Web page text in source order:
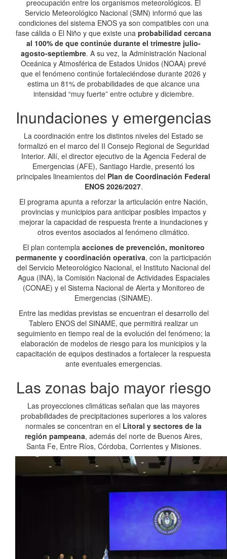
preocupación entre los organismos meteorológicos. El
Servicio Meteorológico Nacional (SMN) informó que las
condiciones del sistema ENOS ya son compatibles con una
fase cálida o El Niño y que existe una probabilidad cercana
al 100% de que continúe durante el trimestre julio-
agosto-septiembre. A su vez, la Administración Nacional
Oceánica y Atmosférica de Estados Unidos (NOAA) prevé
que el fenómeno continúe fortaleciéndose durante 2026 y
estima un 81% de probabilidades de que alcance una
intensidad “muy fuerte” entre octubre y diciembre.
Inundaciones y emergencias
La coordinación entre los distintos niveles del Estado se
formalizó en el marco del II Consejo Regional de Seguridad
Interior. Allí, el director ejecutivo de la Agencia Federal de
Emergencias (AFE), Santiago Hardie, presentó los
principales lineamientos del Plan de Coordinación Federal
ENOS 2026/2027.
El programa apunta a reforzar la articulación entre Nación,
provincias y municipios para anticipar posibles impactos y
mejorar la capacidad de respuesta frente a inundaciones y
otros eventos asociados al fenómeno climático.
El plan contempla acciones de prevención, monitoreo
permanente y coordinación operativa, con la participación
del Servicio Meteorológico Nacional, el Instituto Nacional del
Agua (INA), la Comisión Nacional de Actividades Espaciales
(CONAE) y el Sistema Nacional de Alerta y Monitoreo de
Emergencias (SINAME).
Entre las medidas previstas se encuentran el desarrollo del
Tablero ENOS del SINAME, que permitirá realizar un
seguimiento en tiempo real de la evolución del fenómeno; la
elaboración de modelos de riesgo para los municipios y la
capacitación de equipos destinados a fortalecer la respuesta
ante eventuales emergencias.
Las zonas bajo mayor riesgo
Las proyecciones climáticas señalan que las mayores
probabilidades de precipitaciones superiores a los valores
normales se concentran en el Litoral y sectores de la
región pampeana, además del norte de Buenos Aires,
Santa Fe, Entre Ríos, Córdoba, Corrientes y Misiones.